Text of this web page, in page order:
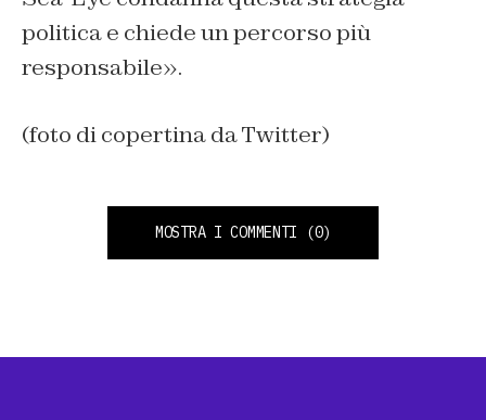
politica e chiede un percorso più
responsabile».
(foto di copertina da Twitter)
MOSTRA I COMMENTI (0)